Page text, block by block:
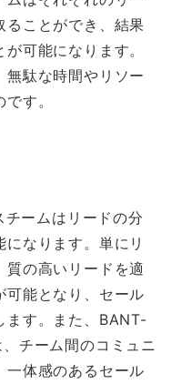
ることができ、結果
可能になります。
無駄な時間やリソー
す。
ームはリードの分
なります。単にリ
質の高いリードを適
可能となり、セール
ます。また、BANT-
チーム間のコミュニ
一体感のあるセール